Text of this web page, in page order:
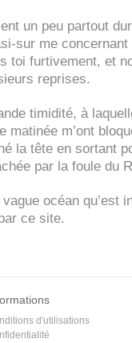
un peu partout
sur me concernant
toi furtivement, et
reprises.
timidité, à
m’ont
la tête en sortant
par la foule du
océan qu’est
ce site.
d'utilisations